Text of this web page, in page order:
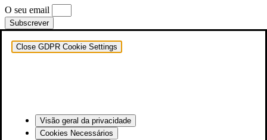
O seu email
Subscrever
Close GDPR Cookie Settings
Visão geral da privacidade
Cookies Necessários